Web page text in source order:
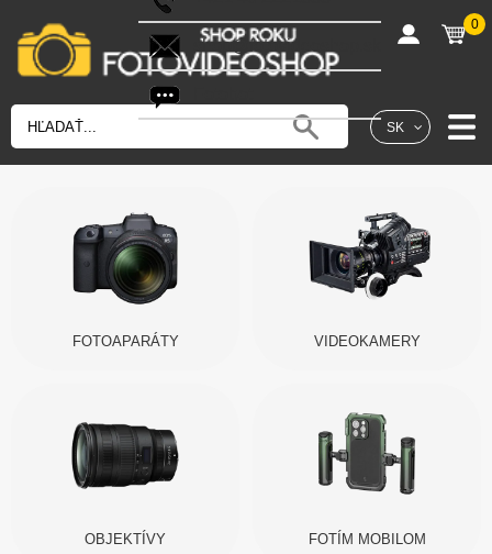
SK
shop@fotovideoshop.sk
0
FOTOAPARÁTY VIDEOKAMERY
OBJEKTÍVY FOTÍM MOBILOM